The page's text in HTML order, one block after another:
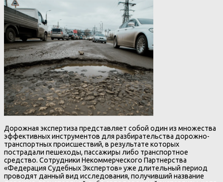
Дорожная экспертиза представляет собой один из множества
эффективных инструментов для разбирательства дорожно-
транспортных происшествий, в результате которых
пострадали пешеходы, пассажиры либо транспортное
средство. Сотрудники Некоммерческого Партнерства
«Федерация Судебных Экспертов» уже длительный период
проводят данный вид исследования, получивший название